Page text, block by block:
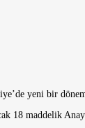
yeni bir
maddelik